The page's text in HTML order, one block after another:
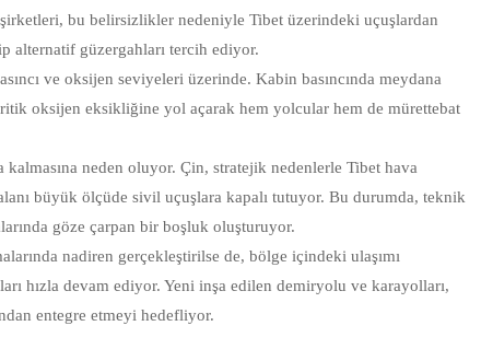
bu belirsizlikler nedeniyle Tibet üzerindeki uçuşlardan
alternatif güzergahları tercih ediyor.
ve oksijen seviyeleri üzerinde. Kabin basıncında meydana
oksijen eksikliğine yol açarak hem yolcular hem de mürettebat
kalmasına neden oluyor. Çin, stratejik nedenlerle Tibet hava
büyük ölçüde sivil uçuşlara kapalı tutuyor. Bu durumda, teknik
göze çarpan bir boşluk oluşturuyor.
nadiren gerçekleştirilse de, bölge içindeki ulaşımı
hızla devam ediyor. Yeni inşa edilen demiryolu ve karayolları,
entegre etmeyi hedefliyor.